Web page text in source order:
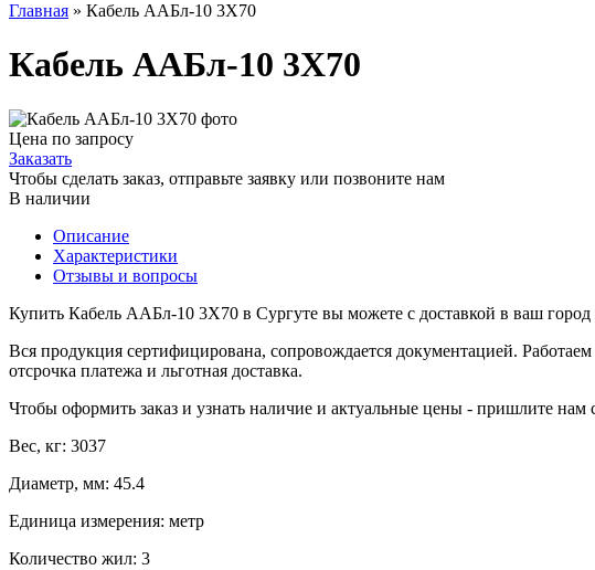
Главная » Кабель ААБл-10 3X70
Кабель ААБл-10 3X70
Цена по запросу
Заказать
Чтобы сделать заказ, отправьте заявку или позвоните нам
В наличии
Описание
Характеристики
Отзывы и вопросы
Купить Кабель ААБл-10 3X70 в Сургуте вы можете с доставкой в ваш
Вся продукция сертифицирована, сопровождается документацией.
отсрочка платежа и льготная доставка.
Чтобы оформить заказ и узнать наличие и актуальные цены - пришлите
Вес, кг: 3037
Диаметр, мм: 45.4
Единица измерения: метр
Количество жил: 3